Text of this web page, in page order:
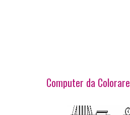
Computer da Colorare